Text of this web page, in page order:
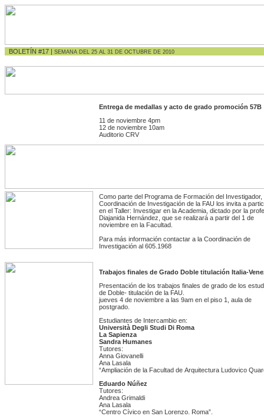
BOLETÍN #17 | SEMANA DEL 25 AL 31 DE OCTUBRE DE 2010
Entrega de medallas y acto de grado promoción 57B
11 de noviembre 4pm
12 de noviembre 10am
Auditorio CRV
Como parte del Programa de Formación del Investigador,
Coordinación de Investigación de la FAU los invita a
en el Taller: Investigar en la Academia, dictado por la
Diajanida Hernández, que se realizará a partir del 1 de
noviembre en la Facultad.
Para más información contactar a la Coordinación de
Investigación al 605.1968
Trabajos finales de Grado Doble titulación Italia-
Presentación de los trabajos finales de grado de los
de Doble- titulación de la FAU.
jueves 4 de noviembre a las 9am en el piso 1, aula de
postgrado.
Estudiantes de Intercambio en:
Università Degli Studi Di Roma
La Sapienza
Sandra Humanes
Tutores:
Anna Giovanelli
Ana Lasala
“Ampliación de la Facultad de Arquitectura Ludovico
Eduardo Núñez
Tutores:
Andrea Grimaldi
Ana Lasala
“Centro Cívico en San Lorenzo. Roma”.